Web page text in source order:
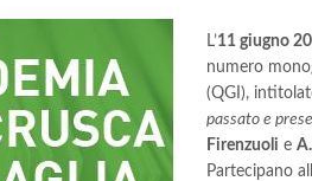
L’11 giugno
numero
(QGI),
passato e
Firenzuoli e
Partecipano